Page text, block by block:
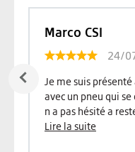
Marco CSI
24/
Je me suis
avec un pneu qui
n a pas hésité a
Lire la suite